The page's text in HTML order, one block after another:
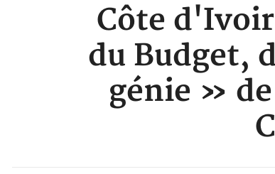
Côte
du Budget,
génie »